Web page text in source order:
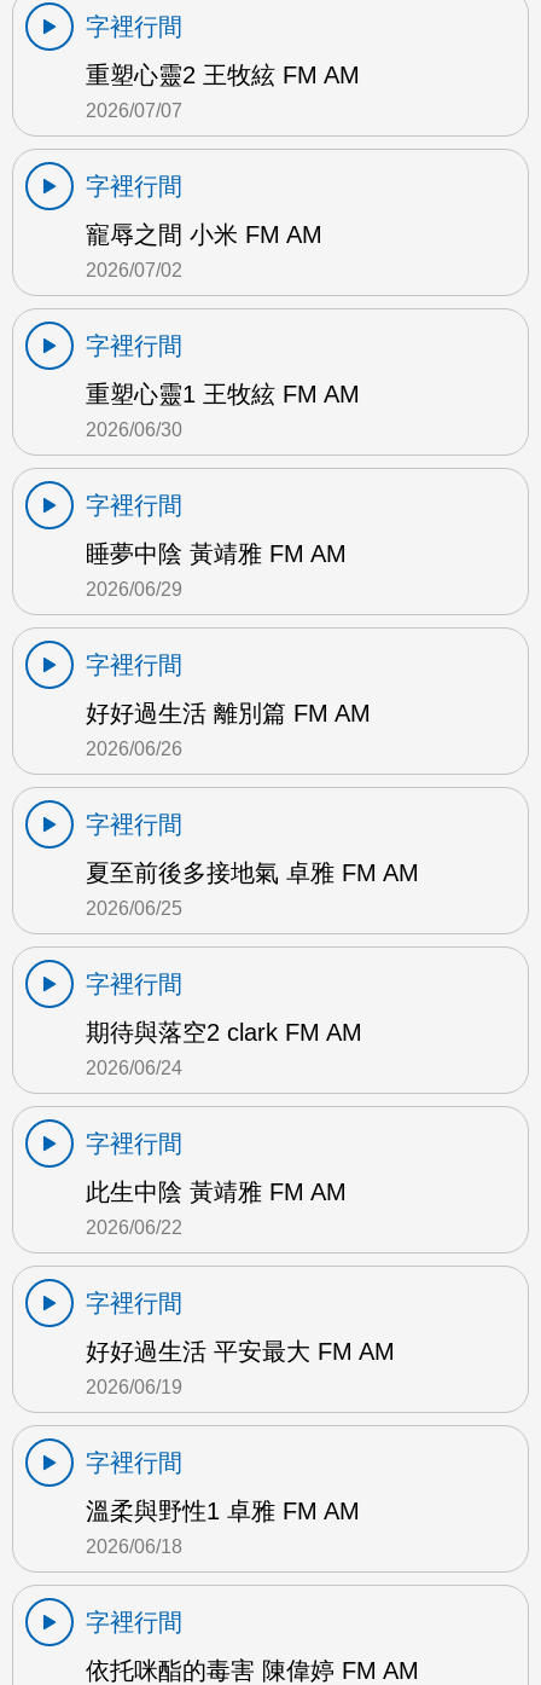
字裡行間
重塑心靈2 王牧絃 FM AM
2026/07/07
字裡行間
寵辱之間 小米 FM AM
2026/07/02
字裡行間
重塑心靈1 王牧絃 FM AM
2026/06/30
字裡行間
睡夢中陰 黃靖雅 FM AM
2026/06/29
字裡行間
好好過生活 離別篇 FM AM
2026/06/26
字裡行間
夏至前後多接地氣 卓雅 FM AM
2026/06/25
字裡行間
期待與落空2 clark FM AM
2026/06/24
字裡行間
此生中陰 黃靖雅 FM AM
2026/06/22
字裡行間
好好過生活 平安最大 FM AM
2026/06/19
字裡行間
溫柔與野性1 卓雅 FM AM
2026/06/18
字裡行間
依托咪酯的毒害 陳偉婷 FM AM